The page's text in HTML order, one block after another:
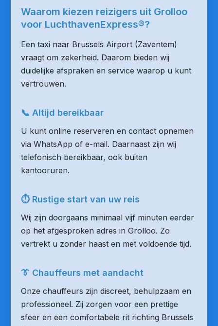
Waarom kiezen reizigers uit Grolloo
voor LuchthavenExpress®?
Een taxi naar Brussels Airport (Zaventem)
vraagt om zekerheid. Daarom bieden wij
duidelijke afspraken en service waarop u kunt
vertrouwen.
📞 Altijd bereikbaar
U kunt online reserveren en contact opnemen
via WhatsApp of e-mail. Daarnaast zijn wij
telefonisch bereikbaar, ook buiten
kantooruren.
⏱ Rustige start van uw reis
Wij zijn doorgaans minimaal vijf minuten eerder
op het afgesproken adres in Grolloo. Zo
vertrekt u zonder haast en met voldoende tijd.
👔 Chauffeurs met aandacht
Onze chauffeurs zijn discreet, behulpzaam en
professioneel. Zij zorgen voor een prettige
sfeer en een comfortabele rit richting Brussels